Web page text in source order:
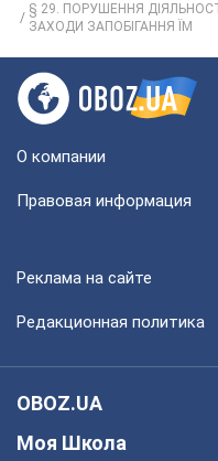
§ 29. ПОРУШЕННЯ
ЗАХОДИ ЗАПОБІГАННЯ ЇМ
О компании
Правовая информация
Реклама на сайте
Редакционная политика
OBOZ.UA
Моя Школа